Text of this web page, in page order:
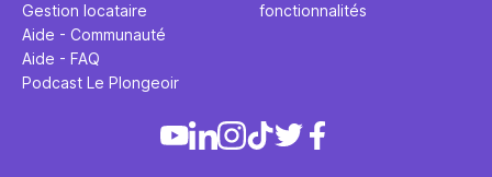
Gestion locataire
Aide - Communauté
Aide - FAQ
Podcast Le Plongeoir
fonctionnalités